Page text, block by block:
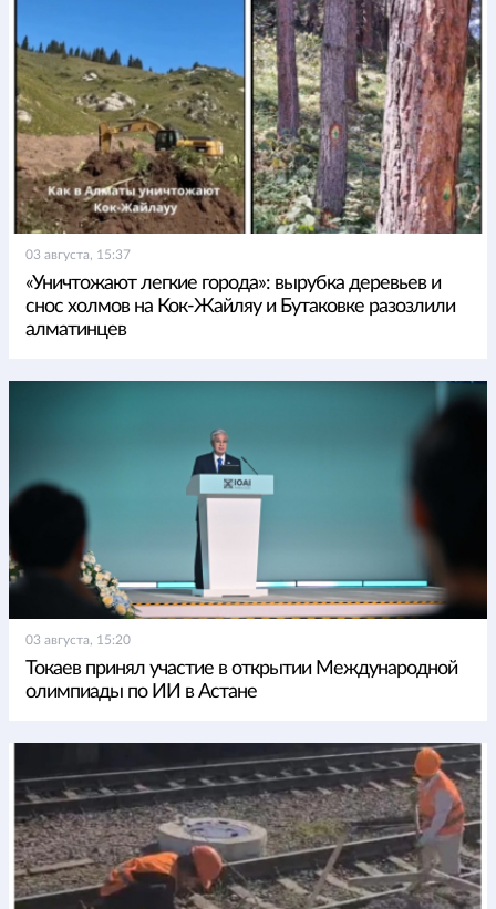
03 августа, 15:37
«Уничтожают легкие города»: вырубка деревьев и
снос холмов на Кок-Жайляу и Бутаковке разозлили
алматинцев
03 августа, 15:20
Токаев принял участие в открытии Международной
олимпиады по ИИ в Астане